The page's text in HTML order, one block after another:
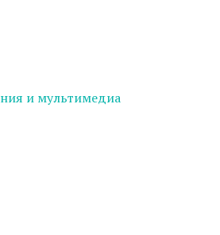
и мультимедиа